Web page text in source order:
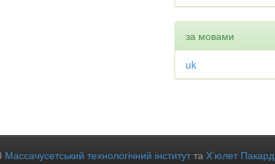
за мовами
uk
Массачусетський технологічний інститутта Х’юлет Пакард